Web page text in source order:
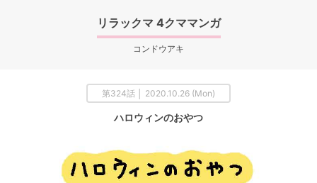
リラックマ 4クママンガ
コンドウアキ
第324話 │ 2020.10.26 (Mon)
ハロウィンのおやつ